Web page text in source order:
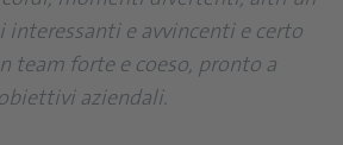
interessanti e avvincenti e certo
team forte e coeso, pronto a
aziendali.